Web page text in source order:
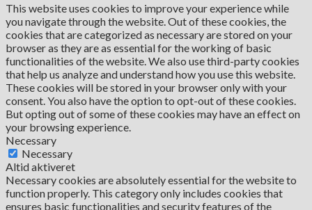
This website uses cookies to improve your experience while
you navigate through the website. Out of these cookies, the
cookies that are categorized as necessary are stored on your
browser as they are as essential for the working of basic
functionalities of the website. We also use third-party cookies
that help us analyze and understand how you use this website.
These cookies will be stored in your browser only with your
consent. You also have the option to opt-out of these cookies.
But opting out of some of these cookies may have an effect on
your browsing experience.
Necessary
Necessary
Altid aktiveret
Necessary cookies are absolutely essential for the website to
function properly. This category only includes cookies that
ensures basic functionalities and security features of the